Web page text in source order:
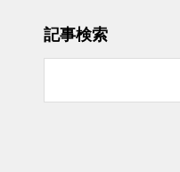
ブ
記事検索